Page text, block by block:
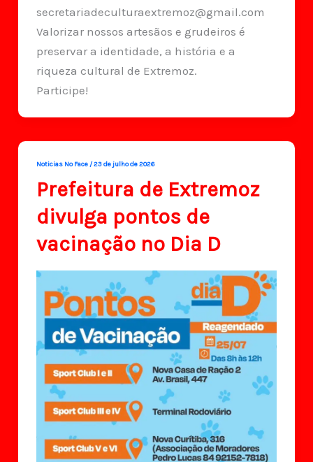
secretariadeculturaextremoz@gmail.com
Valorizar nossos artesãos e grudeiros é
preservar a identidade, a história e a
riqueza cultural de Extremoz.
Participe!
Noticias No Face /23 de julho de 2026
Prefeitura de Extremoz
divulga pontos de
vacinação no Dia D